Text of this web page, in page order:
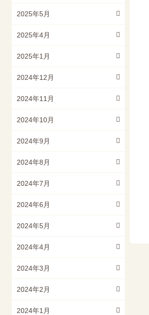
2025年5月
2025年4月
2025年1月
2024年12月
2024年11月
2024年10月
2024年9月
2024年8月
2024年7月
2024年6月
2024年5月
2024年4月
2024年3月
2024年2月
2024年1月